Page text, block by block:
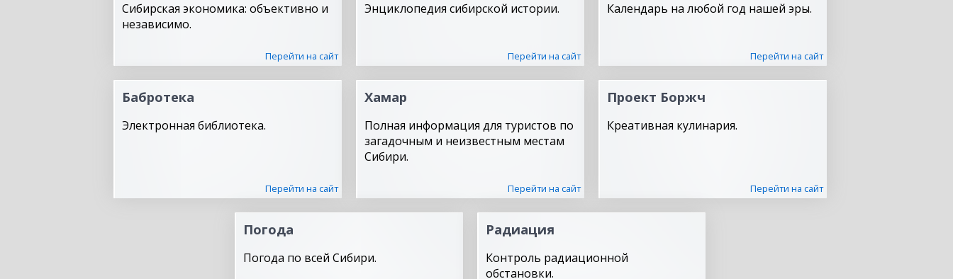
Сибирская экономика: объективно и
независимо.
Перейти на сайт
Энциклопедия сибирской истории.
Перейти на сайт
Календарь на любой год нашей эры.
Перейти на сайт
Бабротека
Электронная библиотека.
Перейти на сайт
Хамар
Полная информация для туристов по
загадочным и неизвестным местам
Сибири.
Перейти на сайт
Проект Боржч
Креативная кулинария.
Перейти на сайт
Погода
Погода по всей Сибири.
Радиация
Контроль радиационной
обстановки.